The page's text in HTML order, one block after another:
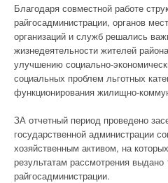
Благодаря совместной работе
райгосадминистрации, органов
организаций и служб решались
жизнедеятельности жителей
улучшению социально-
социальных проблем льготных
функционирования жилищно-
ЗА отчетный период проведено
государственной администрации
хозяйственным активом, на
результатам рассмотрения
райгосадминистрации.